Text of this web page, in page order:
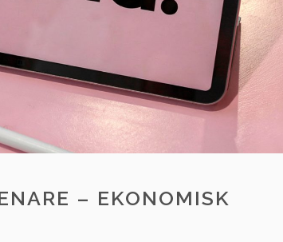
– EKONOMISK